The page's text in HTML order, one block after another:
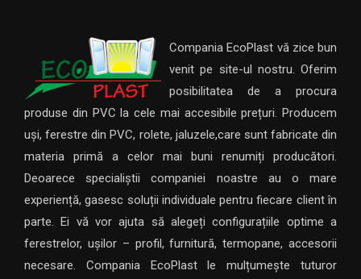
Compania EcoPlast vă zice bun
venit pe site-ul nostru. Oferim
posibilitatea de a procura
produse din PVC la cele mai accesibile prețuri. Producem
uși, ferestre din PVC, rolete, jaluzele,care sunt fabricate din
materia primă a celor mai buni renumiți producători.
Deoarece specialiștii companiei noastre au o mare
experiență, gasesc soluții individuale pentru fiecare client în
parte. Ei vă vor ajuta să alegeți configurațiile optime a
ferestrelor, ușilor – profil, furnitură, termopane, accesorii
necesare. Compania EcoPlast le mulțumește tuturor